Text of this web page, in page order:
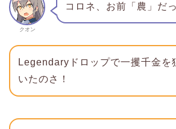
クオン
コロネ、お前「農」だ
Legendaryドロップで一攫千金を
いたのさ！